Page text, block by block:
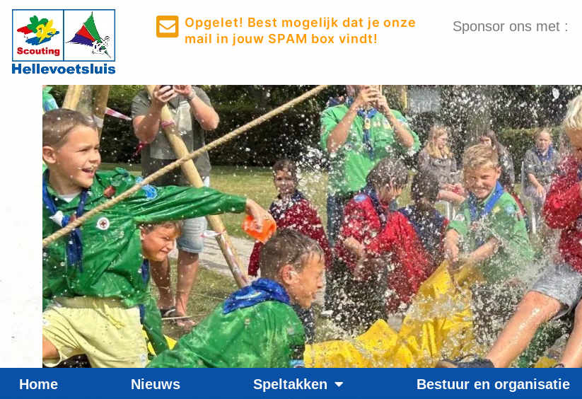
Opgelet! Best mogelijk dat je onze
mail in jouw SPAM box vindt!
Sponsor ons met :
Home Nieuws Speltakken Bestuur en organisatie